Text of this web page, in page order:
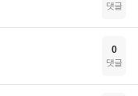
댓글
0
댓글